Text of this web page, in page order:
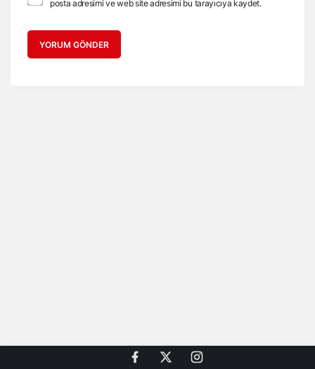
posta adresimi ve web site adresimi bu tarayıcıya kaydet.
YORUM GÖNDER